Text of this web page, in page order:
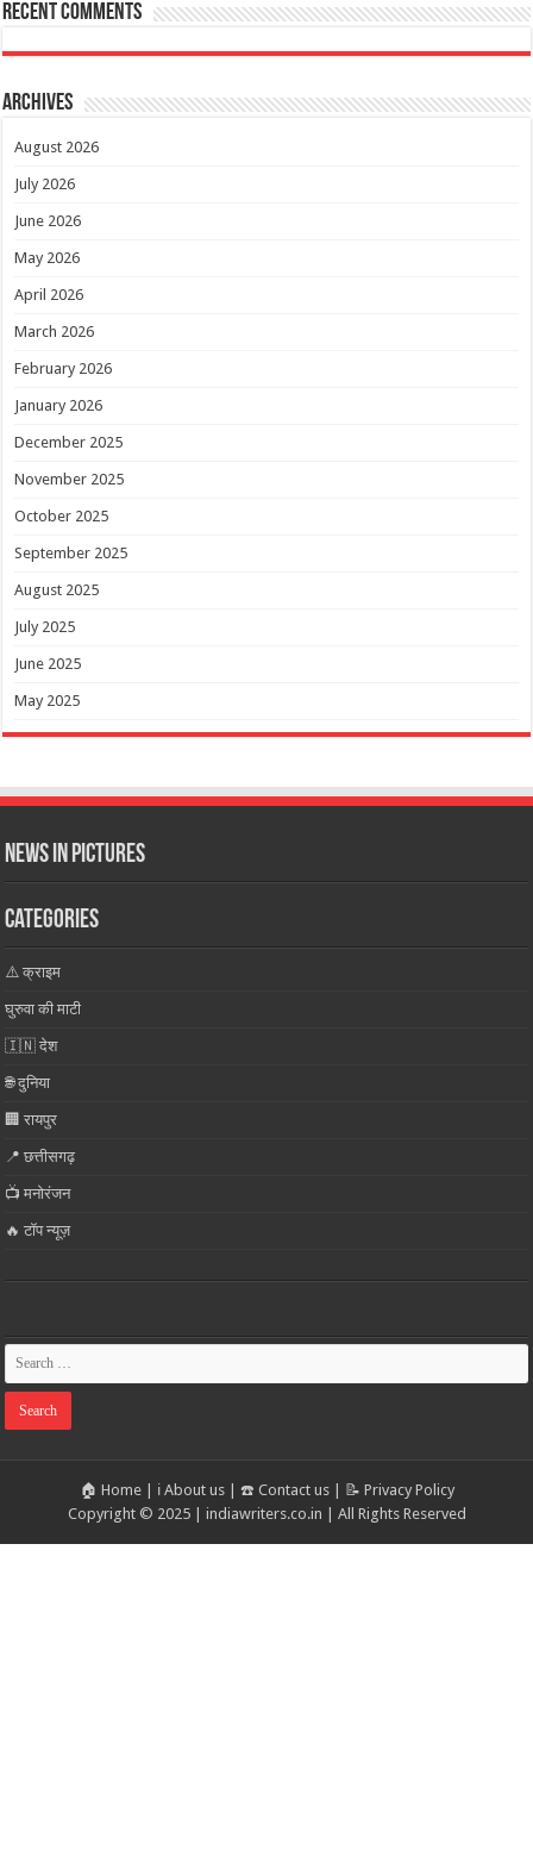
Recent Comments
Archives
August 2026
July 2026
June 2026
May 2026
April 2026
March 2026
February 2026
January 2026
December 2025
November 2025
October 2025
September 2025
August 2025
July 2025
June 2025
May 2025
News in Pictures
Categories
⚠️ क्राइम
घुरुवा की माटी
🇮🇳 देश
🌐 दुनिया
🏢 रायपुर
📍 छत्तीसगढ़
📺 मनोरंजन
🔥 टॉप न्यूज़
🏠 Home| ℹ️ About us| ☎️ Contact us|
📝 Privacy Policy
Copyright © 2025 | indiawriters.co.in | All Rights Reserved